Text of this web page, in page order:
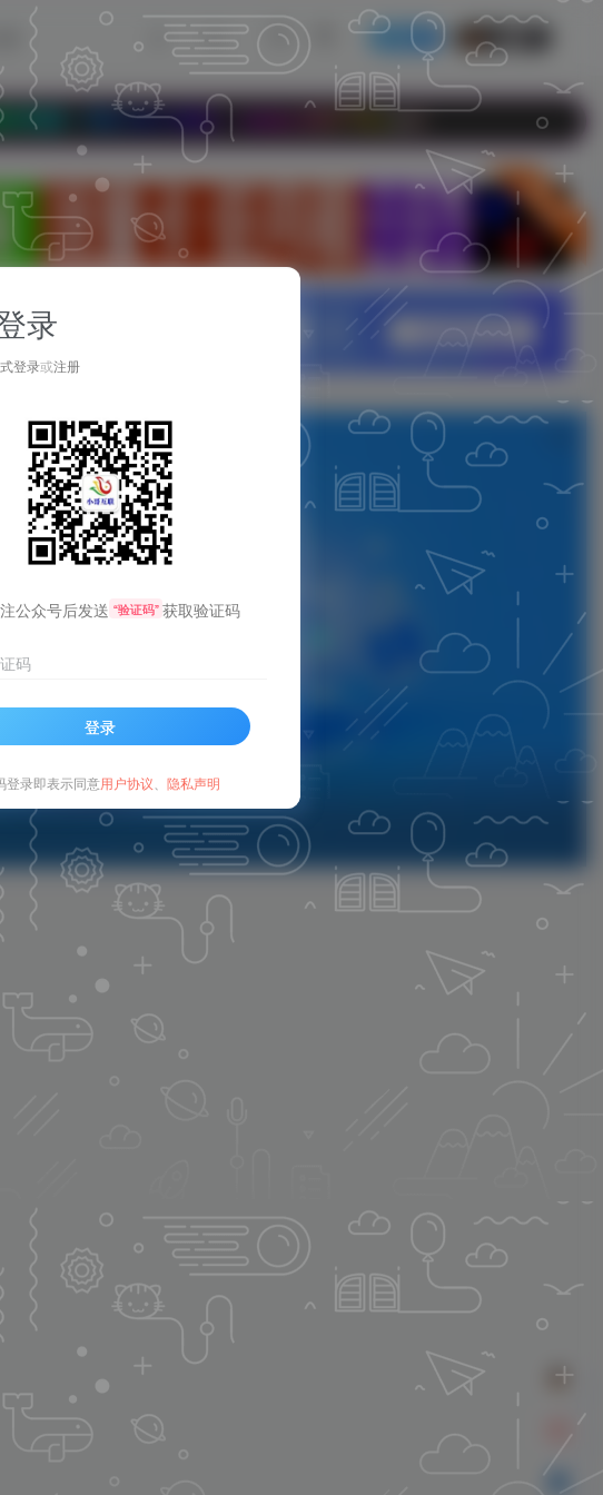
发布 开通会员
们永久地址：www.899778.com
立即入驻
录
登录或注册
公众号后发送 “验证码” 获取验证码
码
登录
登录即表示同意用户协议 隐私声明